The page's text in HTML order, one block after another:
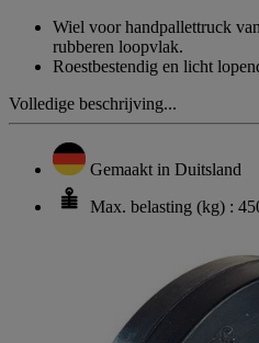
Wiel voor handpallettruck
rubberen loopvlak.
Roestbestendig en licht
Volledige beschrijving...
Gemaakt in Duitsland
Max. belasting (kg) :